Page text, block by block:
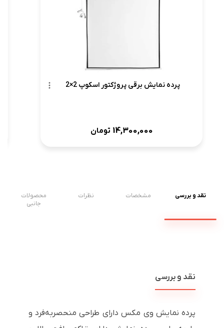
پرده نمایش برقی پروژکتور اسکوپ 2×2
14,300,000 تومان
نقد و بررسی مشخصات نظرات
محصولات
جانبی
نقد و بررسی
پرده نمایش وی مکس دارای طراحی منحصربه‌فرد و